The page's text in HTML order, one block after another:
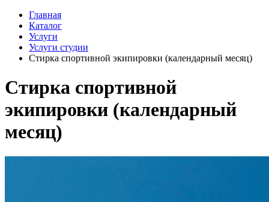
Главная
Каталог
Услуги
Услуги студии
Стирка спортивной экипировки (календарный месяц)
Стирка спортивной
экипировки (календарный
месяц)